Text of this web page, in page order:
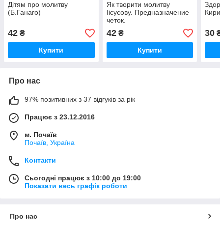
Дітям про молитву
(Б.Ганаго)
42 ₴
Купити
Як творити молитву
Іісусову. Предназначение
четок.
42₴
Купити
30
Про нас
97% позитивних з 37 відгуків за рік
Працює з 23.12.2016
м. Почаїв
Почаїв, Україна
Контакти
Сьогодні працює з 10:00 до 19:00
Показати весь графік роботи
Про нас